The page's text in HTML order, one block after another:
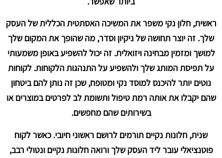
ראשית, חלון נקי משפר את המשיכה האסתטית הכללית של העסק
שלך. זה יוצר תחושה של ניקיון וסדר, מה שהופך את המקום שלך
למושך ומזמין מבחינה ויזואלית. זה יכול להשפיע באופן משמעותי
על תפיסת המותג שלך ולהשפיע על התנהגות הלקוחות. לקוחות
נוטים יותר להיכנס למוסד נקי ומטופח, שכן זה נותן להם ביטחון
שהם יקבלו את אותה רמת טיפול ותשומת לב לפרטים במוצרים או
בשירותים שהם מחפשים.
שנית, חלונות נקיים תורמים לרושם ראשוני חיובי. כאשר לקוח
פוטנציאלי עובר ליד העסק שלך ורואה חלונות נקיים ונטולי רבב,